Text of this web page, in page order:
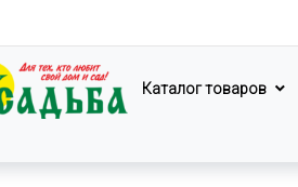
Каталог товаров